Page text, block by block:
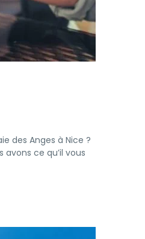
des Anges à Nice ?
ce qu’il vous